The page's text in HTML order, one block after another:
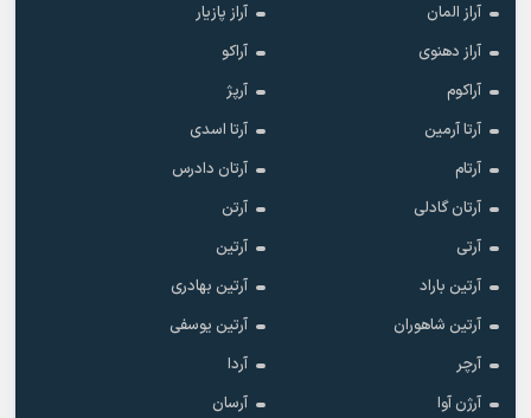
آراز المان
آراز پازیار
آراز دهنوی
آراکو
آراکوم
آرپژ
آرتا آرمین
آرتا اسدی
آرتام
آرتان دادرس
آرتان گادلی
آرتن
آرتی
آرتین
آرتین باراد
آرتین بهادری
آرتین شاهوران
آرتین یوسفی
آرچر
آردا
آرژن آوا
آرسان